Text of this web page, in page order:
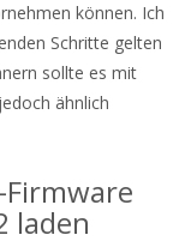
können. Ich
Schritte gelten
sollte es mit
ähnlich
laden